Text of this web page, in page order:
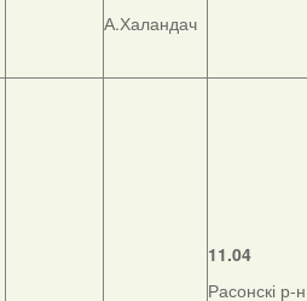
А.Халандач
11.04
Расонскі р-